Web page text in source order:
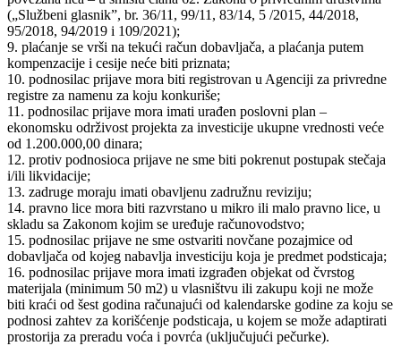
(„Službeni glasnik”, br. 36/11, 99/11, 83/14, 5 /2015, 44/2018,
95/2018, 94/2019 i 109/2021);
9. plaćanje se vrši na tekući račun dobavljača, a plaćanja putem
kompenzacije i cesije neće biti priznata;
10. podnosilac prijave mora biti registrovan u Agenciji za privredne
registre za namenu za koju konkuriše;
11. podnosilac prijave mora imati urađen poslovni plan –
ekonomsku održivost projekta za investicije ukupne vrednosti veće
od 1.200.000,00 dinara;
12. protiv podnosioca prijave ne sme biti pokrenut postupak stečaja
i/ili likvidacije;
13. zadruge moraju imati obavljenu zadružnu reviziju;
14. pravno lice mora biti razvrstano u mikro ili malo pravno lice, u
skladu sa Zakonom kojim se uređuje računovodstvo;
15. podnosilac prijave ne sme ostvariti novčane pozajmice od
dobavljača od kojeg nabavlja investiciju koja je predmet podsticaja;
16. podnosilac prijave mora imati izgrađen objekat od čvrstog
materijala (minimum 50 m2) u vlasništvu ili zakupu koji ne može
biti kraći od šest godina računajući od kalendarske godine za koju se
podnosi zahtev za korišćenje podsticaja, u kojem se može adaptirati
prostorija za preradu voća i povrća (uključujući pečurke).